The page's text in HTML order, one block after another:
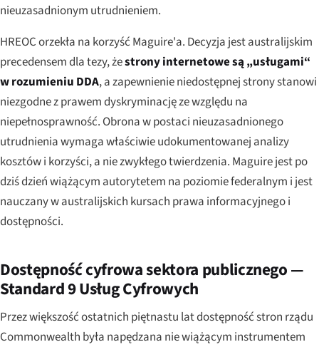
nieuzasadnionym utrudnieniem.
HREOC orzekła na korzyść Maguire'a. Decyzja jest australijskim
precedensem dla tezy, żestrony internetowe są „usługami“
w rozumieniu DDA, a zapewnienie niedostępnej strony stanowi
niezgodne z prawem dyskryminację ze względu na
niepełnosprawność. Obrona w postaci nieuzasadnionego
utrudnienia wymaga właściwie udokumentowanej analizy
kosztów i korzyści, a nie zwykłego twierdzenia. Maguire jest po
dziś dzień wiążącym autorytetem na poziomie federalnym i jest
nauczany w australijskich kursach prawa informacyjnego i
dostępności.
Dostępność cyfrowa sektora publicznego —
Standard 9 Usług Cyfrowych
Przez większość ostatnich piętnastu lat dostępność stron rządu
Commonwealth była napędzana nie wiążącym instrumentem